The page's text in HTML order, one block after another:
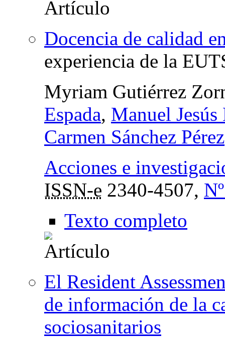
Docencia de calidad
experiencia de la
Myriam Gutiérrez
Espada, Manuel
Carmen Sánchez Pérez
Acciones e
ISSN-e 2340-4507,
Texto completo
El Resident
de información de la
sociosanitarios